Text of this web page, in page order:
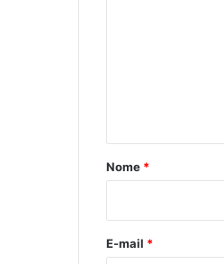
r
*
Nome *
E-mail *